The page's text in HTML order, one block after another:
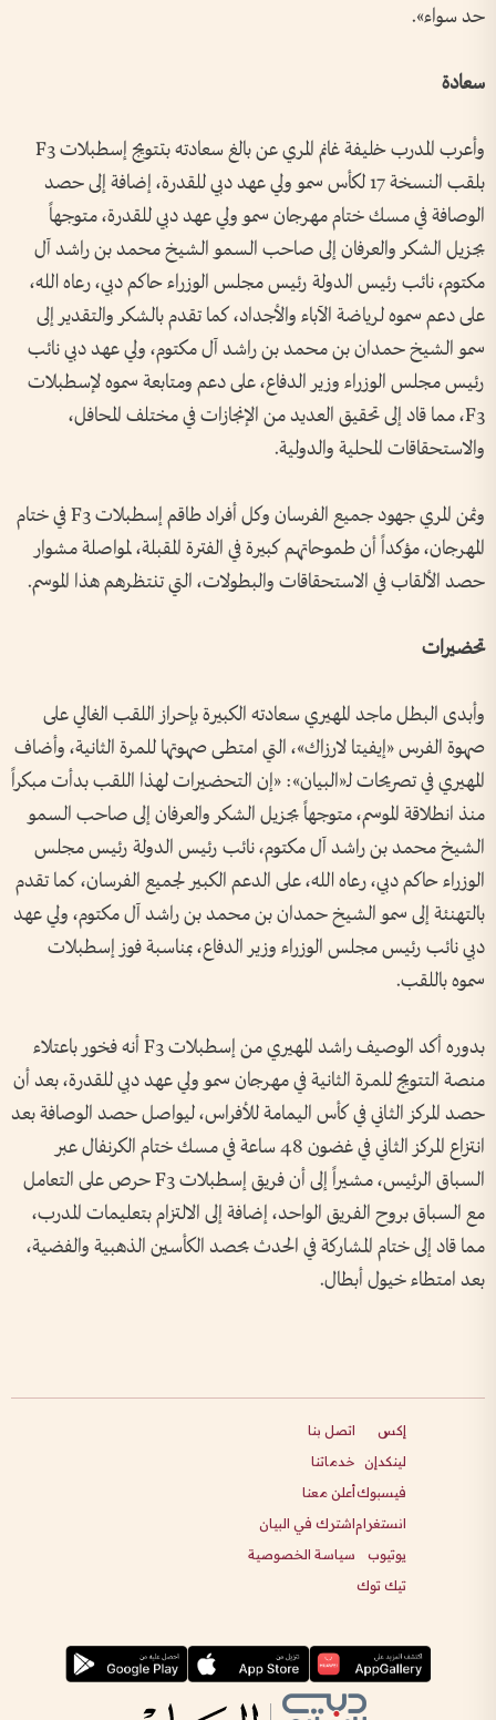
حد سواء».
سعادة
وأعرب المدرب خليفة غانم المري عن بالغ سعادته بتتويج إسطبلات F3
بلقب النسخة 17 لكأس سمو ولي عهد دبي للقدرة، إضافة إلى حصد
الوصافة في مسك ختام مهرجان سمو ولي عهد دبي للقدرة، متوجهاً
بجزيل الشكر والعرفان إلى صاحب السمو الشيخ محمد بن راشد آل
مكتوم، نائب رئيس الدولة رئيس مجلس الوزراء حاكم دبي، رعاه الله،
على دعم سموه لرياضة الآباء والأجداد، كما تقدم بالشكر والتقدير إلى
سمو الشيخ حمدان بن محمد بن راشد آل مكتوم، ولي عهد دبي نائب
رئيس مجلس الوزراء وزير الدفاع، على دعم ومتابعة سموه لإسطبلات
F3، مما قاد إلى تحقيق العديد من الإنجازات في مختلف المحافل،
والاستحقاقات المحلية والدولية.
وثمن المري جهود جميع الفرسان وكل أفراد طاقم إسطبلات F3 في ختام
المهرجان، مؤكداً أن طموحاتهم كبيرة في الفترة المقبلة، لمواصلة مشوار
حصد الألقاب في الاستحقاقات والبطولات، التي تنتظرهم هذا الموسم.
تحضيرات
وأبدى البطل ماجد المهيري سعادته الكبيرة بإحراز اللقب الغالي على
صهوة الفرس «إيفيتا لارزاك»، التي امتطى صهوتها للمرة الثانية، وأضاف
المهيري في تصريحات لـ«البيان»: «إن التحضيرات لهذا اللقب بدأت مبكراً
منذ انطلاقة الموسم، متوجهاً بجزيل الشكر والعرفان إلى صاحب السمو
الشيخ محمد بن راشد آل مكتوم، نائب رئيس الدولة رئيس مجلس
الوزراء حاكم دبي، رعاه الله، على الدعم الكبير لجميع الفرسان، كما تقدم
بالتهنئة إلى سمو الشيخ حمدان بن محمد بن راشد آل مكتوم، ولي عهد
دبي نائب رئيس مجلس الوزراء وزير الدفاع، بمناسبة فوز إسطبلات
سموه باللقب.
بدوره أكد الوصيف راشد المهيري من إسطبلات F3 أنه فخور باعتلاء
منصة التتويج للمرة الثانية في مهرجان سمو ولي عهد دبي للقدرة، بعد أن
حصد المركز الثاني في كأس اليمامة للأفراس، ليواصل حصد الوصافة بعد
انتزاع المركز الثاني في غضون 48 ساعة في مسك ختام الكرنفال عبر
السباق الرئيس، مشيراً إلى أن فريق إسطبلات F3 حرص على التعامل
مع السباق بروح الفريق الواحد، إضافة إلى الالتزام بتعليمات المدرب،
مما قاد إلى ختام المشاركة في الحدث بحصد الكأسين الذهبية والفضية،
بعد امتطاء خيول أبطال.
إكس
لينكدإن
فيسبوك
انستغرام
يوتيوب
تيك توك
اتصل بنا
خدماتنا
أعلن معنا
اشترك في البيان
سياسة الخصوصية